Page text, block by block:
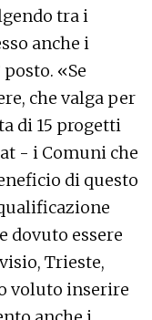
tra i
anche i
«Se
che valga per
di 15 progetti
- i Comuni che
di questo
dovuto essere
Trieste,
voluto inserire